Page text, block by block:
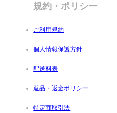
規約・ポリシー
ご利用規約
個人情報保護方針
配送料表
返品・返金ポリシー
特定商取引法